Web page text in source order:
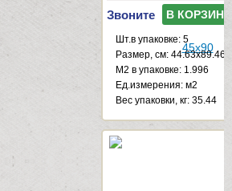
Звоните В КОРЗИНУ
Шт.в упаковке: 5
Размер, см: 44.63x89.46
М2 в упаковке: 1.996
Ед.измерения: м2
Веc упаковки, кг: 35.44